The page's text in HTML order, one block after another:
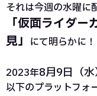
それは今週の水曜に
「仮面ライダ
見」 にて明らかに！
2023年8月9日（
以下のプラットフォ